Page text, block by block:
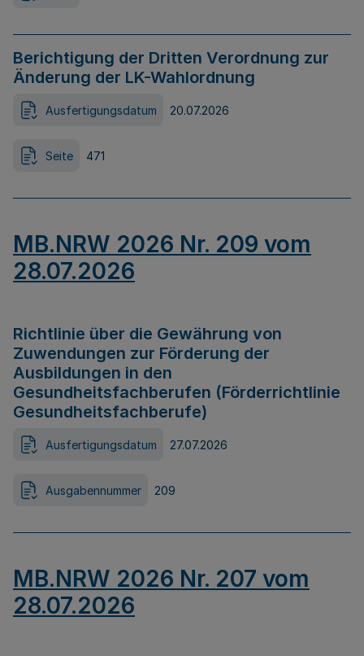
Berichtigung der Dritten Verordnung zur
Änderung der LK-Wahlordnung
Ausfertigungsdatum 20.07.2026
Seite 471
MB.NRW 2026 Nr. 209 vom
28.07.2026
Richtlinie über die Gewährung von
Zuwendungen zur Förderung der
Ausbildungen in den
Gesundheitsfachberufen (Förderrichtlinie
Gesundheitsfachberufe)
Ausfertigungsdatum 27.07.2026
Ausgabennummer 209
MB.NRW 2026 Nr. 207 vom
28.07.2026